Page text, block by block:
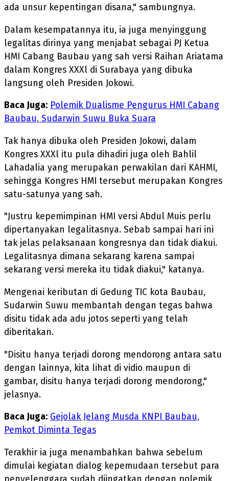
ada unsur kepentingan disana," sambungnya.
Dalam kesempatannya itu, ia juga menyinggung
legalitas dirinya yang menjabat sebagai PJ Ketua
HMI Cabang Baubau yang sah versi Raihan Ariatama
dalam Kongres XXXl di Surabaya yang dibuka
langsung oleh Presiden Jokowi.
Baca Juga: Polemik Dualisme Pengurus HMI Cabang
Baubau, Sudarwin Suwu Buka Suara
Tak hanya dibuka oleh Presiden Jokowi, dalam
Kongres XXXl itu pula dihadiri juga oleh Bahlil
Lahadalia yang merupakan perwakilan dari KAHMI,
sehingga Kongres HMI tersebut merupakan Kongres
satu-satunya yang sah.
"Justru kepemimpinan HMI versi Abdul Muis perlu
dipertanyakan legalitasnya. Sebab sampai hari ini
tak jelas pelaksanaan kongresnya dan tidak diakui.
Legalitasnya dimana sekarang karena sampai
sekarang versi mereka itu tidak diakui," katanya.
Mengenai keributan di Gedung TIC kota Baubau,
Sudarwin Suwu membantah dengan tegas bahwa
disitu tidak ada adu jotos seperti yang telah
diberitakan.
"Disitu hanya terjadi dorong mendorong antara satu
dengan lainnya, kita lihat di vidio maupun di
gambar, disitu hanya terjadi dorong mendorong,"
jelasnya.
Baca Juga: Gejolak Jelang Musda KNPI Baubau,
Pemkot Diminta Tegas
Terakhir ia juga menambahkan bahwa sebelum
dimulai kegiatan dialog kepemudaan tersebut para